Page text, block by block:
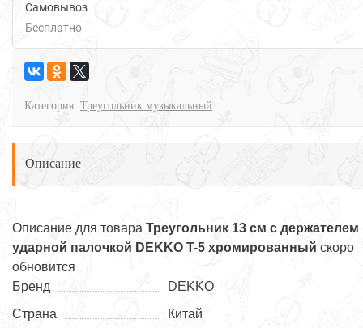
Самовывоз
Бесплатно
Категория: Треугольник музыкальный
Описание
Описание для товара Треугольник 13 cм с держателем
ударной палочкой DEKKO T-5 хромированный скоро
обновится
Бренд
DEKKO
Страна
Китай